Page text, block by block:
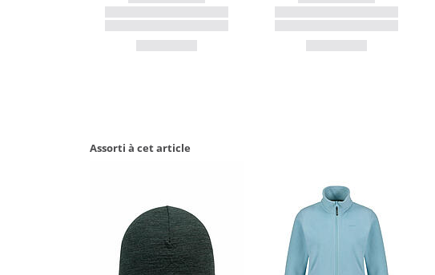
Assorti à cet article